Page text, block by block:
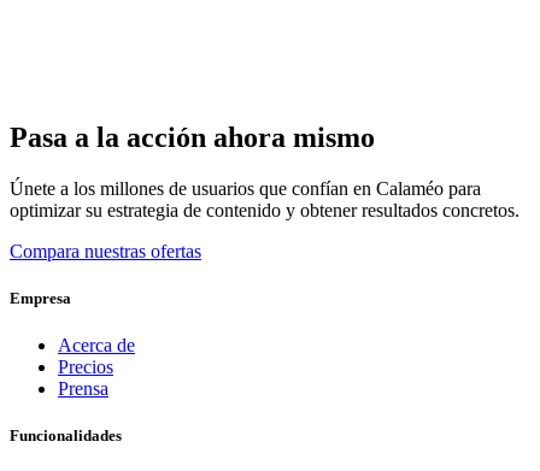
Pasa a la acción ahora mismo
Únete a los millones de usuarios que confían en Calaméo para
optimizar su estrategia de contenido y obtener resultados concretos.
Compara nuestras ofertas
Empresa
Acerca de
Precios
Prensa
Funcionalidades